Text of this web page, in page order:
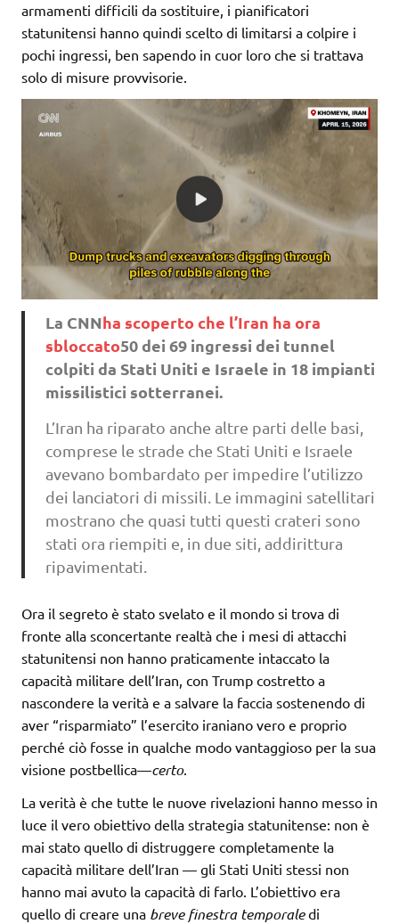
armamenti difficili da sostituire, i pianificatori
statunitensi hanno quindi scelto di limitarsi a colpire i
pochi ingressi, ben sapendo in cuor loro che si trattava
solo di misure provvisorie.
La CNNha scoperto che l’Iran ha ora
sbloccato50 dei 69 ingressi dei tunnel
colpiti da Stati Uniti e Israele in 18 impianti
missilistici sotterranei.
L’Iran ha riparato anche altre parti delle basi,
comprese le strade che Stati Uniti e Israele
avevano bombardato per impedire l’utilizzo
dei lanciatori di missili. Le immagini satellitari
mostrano che quasi tutti questi crateri sono
stati ora riempiti e, in due siti, addirittura
ripavimentati.
Ora il segreto è stato svelato e il mondo si trova di
fronte alla sconcertante realtà che i mesi di attacchi
statunitensi non hanno praticamente intaccato la
capacità militare dell’Iran, con Trump costretto a
nascondere la verità e a salvare la faccia sostenendo di
aver “risparmiato” l’esercito iraniano vero e proprio
perché ciò fosse in qualche modo vantaggioso per la sua
visione postbellica—certo.
La verità è che tutte le nuove rivelazioni hanno messo in
luce il vero obiettivo della strategia statunitense: non è
mai stato quello di distruggere completamente la
capacità militare dell’Iran — gli Stati Uniti stessi non
hanno mai avuto la capacità di farlo. L’obiettivo era
quello di creare una breve finestra temporaledi